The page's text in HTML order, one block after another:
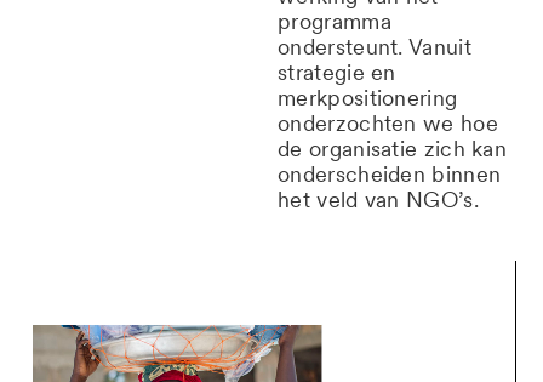
programma
ondersteunt. Vanuit
strategie en
merkpositionering
onderzochten we hoe
de organisatie zich kan
onderscheiden binnen
het veld van NGO’s.